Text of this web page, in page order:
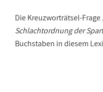
Die Kreuzworträtsel-Frage
Schlachtordnung der
Buchstaben in diesem